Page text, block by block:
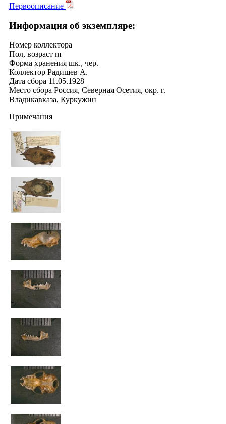
Первоописание
Информация об экземпляре:
Номер коллектора
Пол, возраст m
Форма хранения шк., чер.
Коллектор Радищев А.
Дата сбора 11.05.1928
Место сбора Россия, Северная Осетия, окр. г.
Владикавказа, Куркужин
Примечания